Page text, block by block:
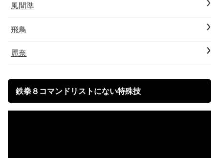
風間準
飛鳥
麗奈
鉄拳８コマンドリストにない特殊技